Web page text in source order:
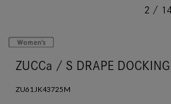
2 /
ZUCCa / S DRAPE
ZU61JK43725M